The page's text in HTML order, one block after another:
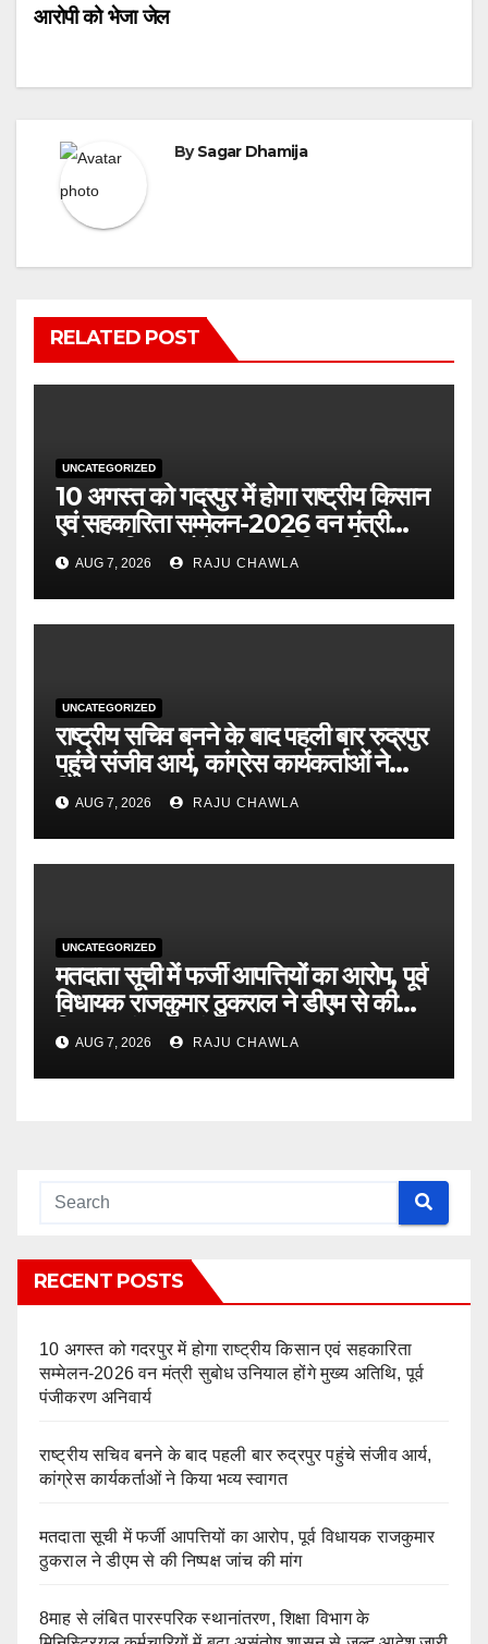
आरोपी को भेजा जेल
BySagar Dhamija
RELATED POST
UNCATEGORIZED
10 अगस्त को गदरपुर में होगा राष्ट्रीय किसान
एवं सहकारिता सम्मेलन-2026 वन मंत्री
सुबोध उनियाल होंगे मुख्य अतिथि, पूर्व
पंजीकरण अनिवार्य
AUG 7, 2026 RAJU CHAWLA
UNCATEGORIZED
राष्ट्रीय सचिव बनने के बाद पहली बार रुद्रपुर
पहुंचे संजीव आर्य, कांग्रेस कार्यकर्ताओं ने
किया भव्य स्वागत
AUG 7, 2026 RAJU CHAWLA
UNCATEGORIZED
मतदाता सूची में फर्जी आपत्तियों का आरोप, पूर्व
विधायक राजकुमार ठुकराल ने डीएम से की
निष्पक्ष जांच की मांग
AUG 7, 2026 RAJU CHAWLA
RECENT POSTS
10 अगस्त को गदरपुर में होगा राष्ट्रीय किसान एवं सहकारिता
सम्मेलन-2026 वन मंत्री सुबोध उनियाल होंगे मुख्य अतिथि, पूर्व
पंजीकरण अनिवार्य
राष्ट्रीय सचिव बनने के बाद पहली बार रुद्रपुर पहुंचे संजीव आर्य,
कांग्रेस कार्यकर्ताओं ने किया भव्य स्वागत
मतदाता सूची में फर्जी आपत्तियों का आरोप, पूर्व विधायक राजकुमार
ठुकराल ने डीएम से की निष्पक्ष जांच की मांग
8माह से लंबित पारस्परिक स्थानांतरण, शिक्षा विभाग के